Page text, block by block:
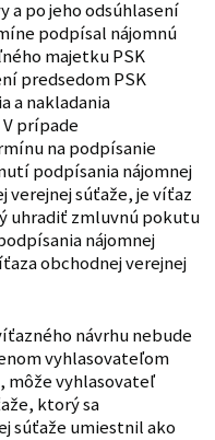
a po jeho odsúhlasení
podpísal nájomnú
majetku PSK
predsedom PSK
a nakladania
prípade
na podpísanie
podpísania nájomnej
verejnej súťaže, je víťaz
uhradiť zmluvnú pokutu
nájomnej
obchodnej verejnej
návrhu nebude
vyhlasovateľom
môže vyhlasovateľ
ktorý sa
súťaže umiestnil ako